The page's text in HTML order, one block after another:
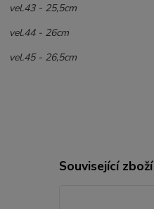
vel.43 - 25,5cm
vel.44 - 26cm
vel.45 - 26,5cm
Související zboží